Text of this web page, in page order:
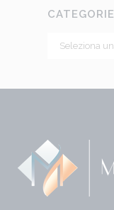
CATEGORIE